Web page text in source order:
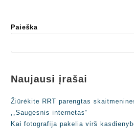
Paieška
Naujausi įrašai
Žiūrėkite RRT parengtas
,,Saugesnis internetas“
Kai fotografija pakelia virš